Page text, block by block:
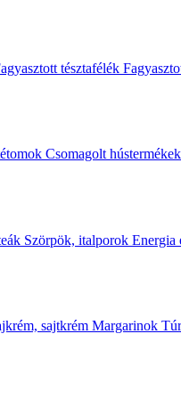
tésztafélék
Csomagolt hústermékek
Szörpök, italporok Energia
sajtkrém Margarinok